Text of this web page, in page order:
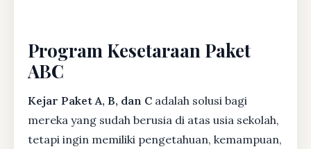
Program Kesetaraan Paket
ABC
Kejar Paket A, B, dan C adalah solusi bagi
mereka yang sudah berusia di atas usia sekolah,
tetapi ingin memiliki pengetahuan, kemampuan,